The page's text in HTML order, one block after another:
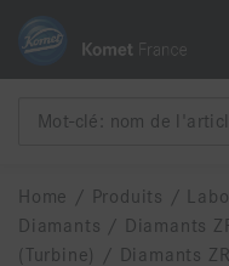
Home / Produits /
Diamants /
Diamants
(Turbine)
/ Diamants